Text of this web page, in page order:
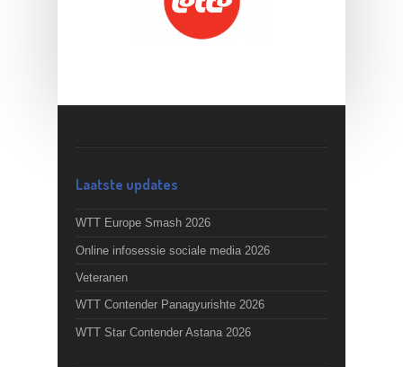
Laatste updates
WTT Europe Smash 2026
Online infosessie sociale media 2026
Veteranen
WTT Contender Panagyurishte 2026
WTT Star Contender Astana 2026